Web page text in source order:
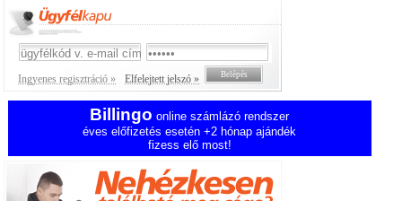
Ingyenes regisztráció » Elfelejtett jelszó »
Billingo online számlázó rendszer
éves előfizetés esetén +2 hónap ajándék
fizess elő most!